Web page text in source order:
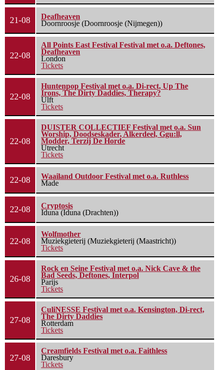
21-08
Deafheaven
Doornroosje (Doornroosje (Nijmegen))
22-08
All Points East Festival Festival met o.a. Deftones,
Deafheaven
London
Tickets
22-08
Huntenpop Festival met o.a. Di-rect, Up The
Irons, The Dirty Daddies, Therapy?
Ulft
Tickets
22-08
DUISTER COLLECTIEF Festival met o.a. Sun
Worship, Doodseskader, Alkerdeel, Ggu:ll,
Modder, Terzij De Horde
Utrecht
Tickets
22-08
Waailand Outdoor Festival met o.a. Ruthless
Made
22-08
Cryptosis
Iduna (Iduna (Drachten))
22-08
Wolfmother
Muziekgieterij (Muziekgieterij (Maastricht))
Tickets
26-08
Rock en Seine Festival met o.a. Nick Cave & the
Bad Seeds, Deftones, Interpol
Parijs
Tickets
27-08
CuliNESSE Festival met o.a. Kensington, Di-rect,
The Dirty Daddies
Rotterdam
Tickets
27-08
Creamfields Festival met o.a. Faithless
Daresbury
Tickets